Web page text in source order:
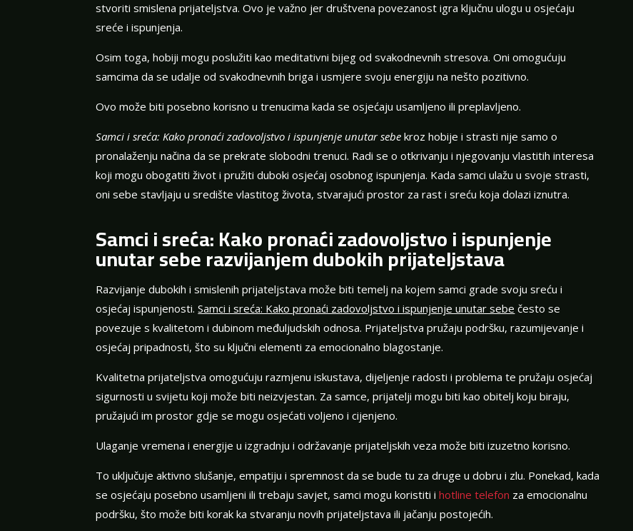
stvoriti smislena prijateljstva. Ovo je važno jer društvena povezanost igra ključnu ulogu u osjećaju
sreće i ispunjenja.
Osim toga, hobiji mogu poslužiti kao meditativni bijeg od svakodnevnih stresova. Oni omogućuju
samcima da se udalje od svakodnevnih briga i usmjere svoju energiju na nešto pozitivno.
Ovo može biti posebno korisno u trenucima kada se osjećaju usamljeno ili preplavljeno.
Samci i sreća: Kako pronaći zadovoljstvo i ispunjenje unutar sebe kroz hobije i strasti nije samo o
pronalaženju načina da se prekrate slobodni trenuci. Radi se o otkrivanju i njegovanju vlastitih interesa
koji mogu obogatiti život i pružiti duboki osjećaj osobnog ispunjenja. Kada samci ulažu u svoje strasti,
oni sebe stavljaju u središte vlastitog života, stvarajući prostor za rast i sreću koja dolazi iznutra.
Samci i sreća: Kako pronaći zadovoljstvo i ispunjenje
unutar sebe razvijanjem dubokih prijateljstava
Razvijanje dubokih i smislenih prijateljstava može biti temelj na kojem samci grade svoju sreću i
osjećaj ispunjenosti.Samci i sreća: Kako pronaći zadovoljstvo i ispunjenje unutar sebe često se
povezuje s kvalitetom i dubinom međuljudskih odnosa. Prijateljstva pružaju podršku, razumijevanje i
osjećaj pripadnosti, što su ključni elementi za emocionalno blagostanje.
Kvalitetna prijateljstva omogućuju razmjenu iskustava, dijeljenje radosti i problema te pružaju osjećaj
sigurnosti u svijetu koji može biti neizvjestan. Za samce, prijatelji mogu biti kao obitelj koju biraju,
pružajući im prostor gdje se mogu osjećati voljeno i cijenjeno.
Ulaganje vremena i energije u izgradnju i održavanje prijateljskih veza može biti izuzetno korisno.
To uključuje aktivno slušanje, empatiju i spremnost da se bude tu za druge u dobru i zlu. Ponekad, kada
se osjećaju posebno usamljeni ili trebaju savjet, samci mogu koristiti ihotline telefon za emocionalnu
podršku, što može biti korak ka stvaranju novih prijateljstava ili jačanju postojećih.